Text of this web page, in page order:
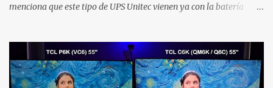
menciona que este tipo de UPS Unitec vienen ya con la batería
irse perdiendo, por lo cual se recomienda ponerla a cargar por al
menos 10 horas. Entonces, para ponerla cargar simplemente se la
conecta al toma de corriente sin necesidad de oprimir el botón, ya